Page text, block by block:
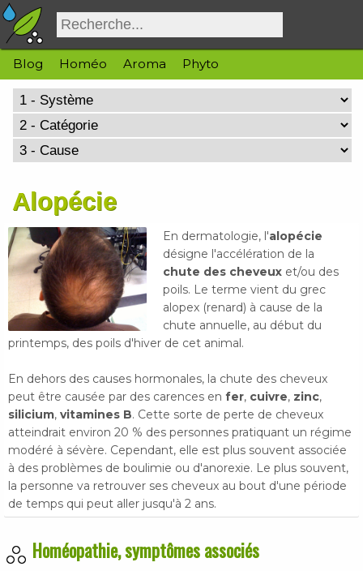
Blog Homéo Aroma Phyto
Alopécie
En dermatologie, l'alopécie
désigne l'accélération de la
chute des cheveux et/ou des
poils. Le terme vient du grec
alopex (renard) à cause de la
chute annuelle, au début du
printemps, des poils d'hiver de cet animal.
En dehors des causes hormonales, la chute des cheveux
peut être causée par des carences en fer, cuivre, zinc,
silicium, vitamines B. Cette sorte de perte de cheveux
atteindrait environ 20 % des personnes pratiquant un régime
modéré à sévère. Cependant, elle est plus souvent associée
à des problèmes de boulimie ou d'anorexie. Le plus souvent,
la personne va retrouver ses cheveux au bout d'une période
de temps qui peut aller jusqu'à 2 ans.
Homéopathie, symptômes associés